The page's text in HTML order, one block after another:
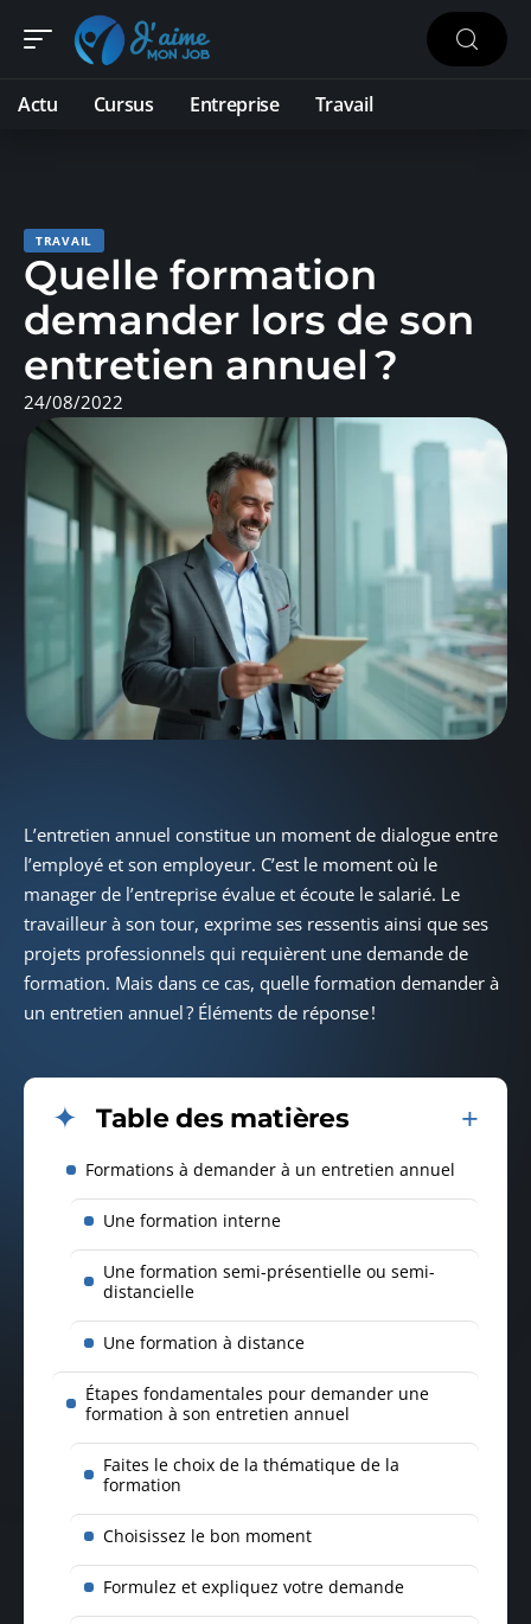
Actu Cursus Entreprise Travail
TRAVAIL
Quelle formation
demander lors de son
entretien annuel ?
24/08/2022
L’entretien annuel constitue un moment de dialogue entre
l’employé et son employeur. C’est le moment où le
manager de l’entreprise évalue et écoute le salarié. Le
travailleur à son tour, exprime ses ressentis ainsi que ses
projets professionnels qui requièrent une demande de
formation. Mais dans ce cas, quelle formation demander à
un entretien annuel ? Éléments de réponse !
Table des matières
Formations à demander à un entretien annuel
Une formation interne
Une formation semi-présentielle ou semi-
distancielle
Une formation à distance
Étapes fondamentales pour demander une
formation à son entretien annuel
Faites le choix de la thématique de la
formation
Choisissez le bon moment
Formulez et expliquez votre demande